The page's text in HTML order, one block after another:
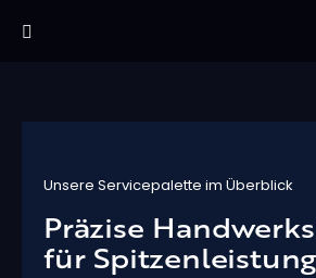
Unsere Servicepalette im Überblick
Präzise
für Spitzenleistung